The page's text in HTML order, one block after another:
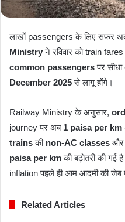
लाखों passengers के लिए सफर अब
Ministryने रविवार को train
common passengersपर
December 2025से लागू होंगे।
Railway Ministry के अनुसार,
journey पर अब 1 paisa per km
trainsकी non-AC classes और
paisa per kmकी बढ़ोतरी की
inflation पहले ही आम आदमी की जेब
Related Articles